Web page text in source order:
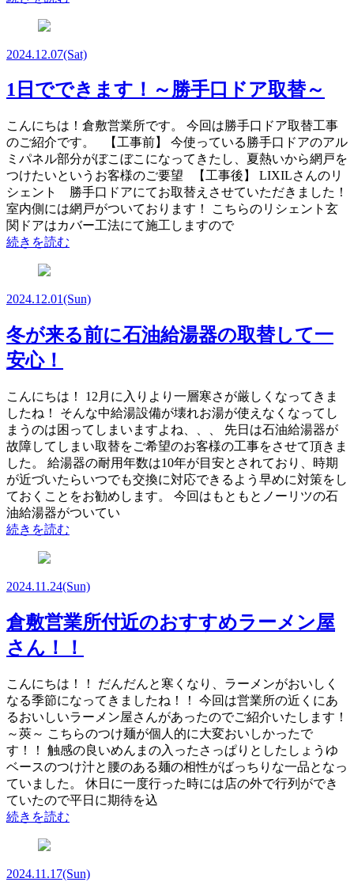
2024.12.07(Sat)
1日でできます！～勝手口ドア取替～
こんにちは！倉敷営業所です。 今回は勝手口ドア取替工事
のご紹介です。 【工事前】 今使っている勝手口ドアのアル
ミパネル部分がぼこぼこになってきたし、夏熱いから網戸を
つけたいというお客様のご要望 【工事後】 LIXILさんのリ
シェント 勝手口ドアにてお取替えさせていただきました！
室内側には網戸がついております！ こちらのリシェント玄
関ドアはカバー工法にて施工しますので
続きを読む
2024.12.01(Sun)
冬が来る前に石油給湯器の取替して一
安心！
こんにちは！ 12月に入りより一層寒さが厳しくなってきま
したね！ そんな中給湯設備が壊れお湯が使えなくなってし
まうのは困ってしまいますよね、、、 先日は石油給湯器が
故障してしまい取替をご希望のお客様の工事をさせて頂きま
した。 給湯器の耐用年数は10年が目安とされており、時期
が近づいたらいつでも交換に対応できるよう早めに対策をし
ておくことをお勧めします。 今回はもともとノーリツの石
油給湯器がついてい
続きを読む
2024.11.24(Sun)
倉敷営業所付近のおすすめラーメン屋
さん！！
こんにちは！！ だんだんと寒くなり、ラーメンがおいしく
なる季節になってきましたね！！ 今回は営業所の近くにあ
るおいしいラーメン屋さんがあったのでご紹介いたします！
～莢～ こちらのつけ麺が個人的に大変おいしかったで
す！！ 触感の良いめんまの入ったさっぱりとしたしょうゆ
ベースのつけ汁と腰のある麺の相性がばっちりな一品となっ
ていました。 休日に一度行った時には店の外で行列ができ
ていたので平日に期待を込
続きを読む
2024.11.17(Sun)